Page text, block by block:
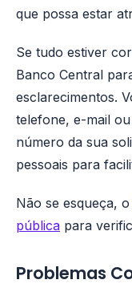
que possa estar
Se tudo estiver
Banco Central
esclarecimentos.
telefone, e-mail
número da sua
pessoais para
Não se esqueça, o
pública para
Problemas